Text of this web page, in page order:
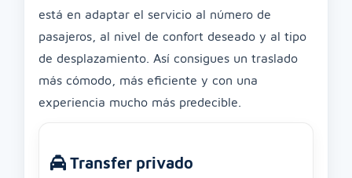
está en adaptar el servicio al número de
pasajeros, al nivel de confort deseado y al tipo
de desplazamiento. Así consigues un traslado
más cómodo, más eficiente y con una
experiencia mucho más predecible.
Transfer privado